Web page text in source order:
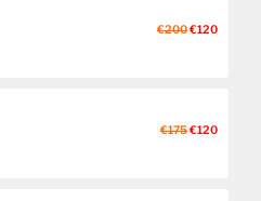
€200€120
€175€120